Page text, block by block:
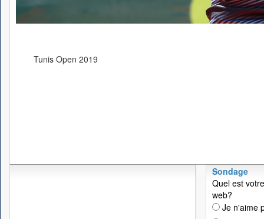
Tunis Open 2019
Sondage
Quel est
web?
Je n'aime